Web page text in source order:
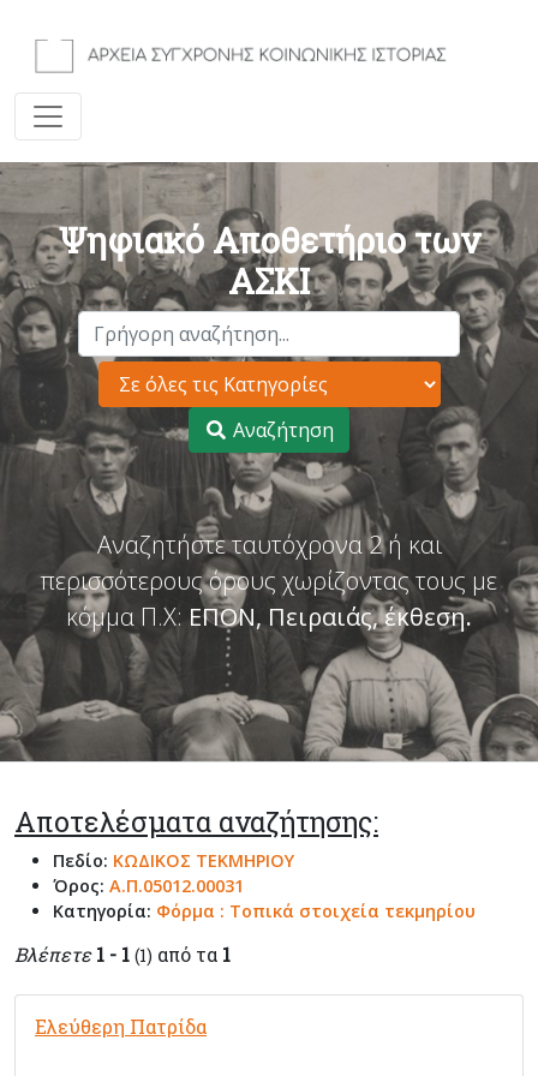
Ψηφιακό Αποθετήριο των
ΑΣΚΙ
Αναζήτηση
Αναζητήστε ταυτόχρονα 2 ή και
περισσότερους όρους χωρίζοντας τους με
κόμμα Π.Χ: ΕΠΟΝ, Πειραιάς, έκθεση.
Αποτελέσματα αναζήτησης:
Πεδίο: ΚΩΔΙΚΟΣ ΤΕΚΜΗΡΙΟΥ
Όρος: Α.Π.05012.00031
Κατηγορία: Φόρμα : Τοπικά στοιχεία τεκμηρίου
Βλέπετε 1 - 1 (1) από τα 1
Ελεύθερη Πατρίδα